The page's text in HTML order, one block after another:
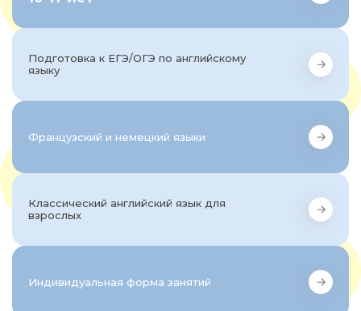
Подготовка к ЕГЭ/ОГЭ по английскому
языку
Французский и немецкий языки
Классический английский язык для
взрослых
Индивидуальная форма занятий